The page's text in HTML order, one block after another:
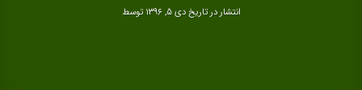
انتشار در تاریخدی ۵, ۱۳۹۶ توسط